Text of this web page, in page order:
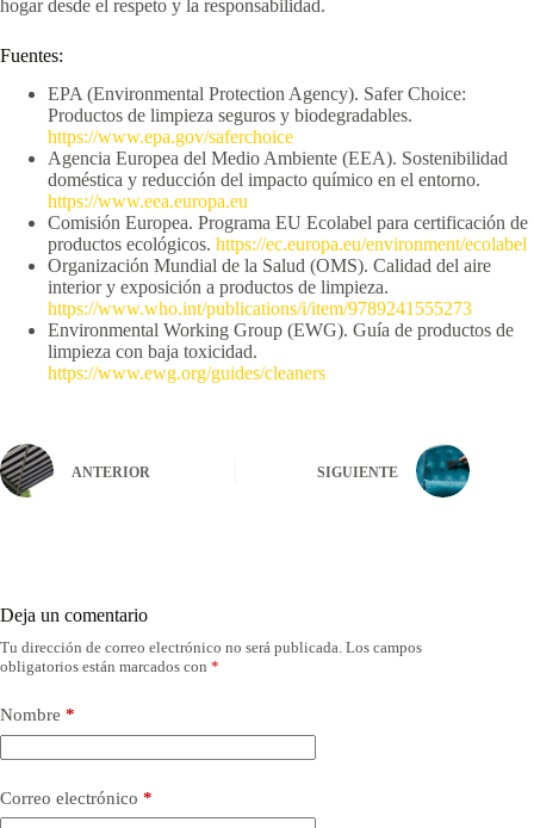
hogar desde el respeto y la responsabilidad.
Fuentes:
EPA (Environmental Protection Agency). Safer Choice:
Productos de limpieza seguros y biodegradables.
https://www.epa.gov/saferchoice
Agencia Europea del Medio Ambiente (EEA). Sostenibilidad
doméstica y reducción del impacto químico en el entorno.
https://www.eea.europa.eu
Comisión Europea. Programa EU Ecolabel para certificación de
productos ecológicos. https://ec.europa.eu/environment/ecolabel
Organización Mundial de la Salud (OMS). Calidad del aire
interior y exposición a productos de limpieza.
https://www.who.int/publications/i/item/9789241555273
Environmental Working Group (EWG). Guía de productos de
limpieza con baja toxicidad.
https://www.ewg.org/guides/cleaners
ANTERIOR SIGUIENTE
Deja un comentario
Tu dirección de correo electrónico no será publicada. Los campos
obligatorios están marcados con *
Nombre *
Correo electrónico *